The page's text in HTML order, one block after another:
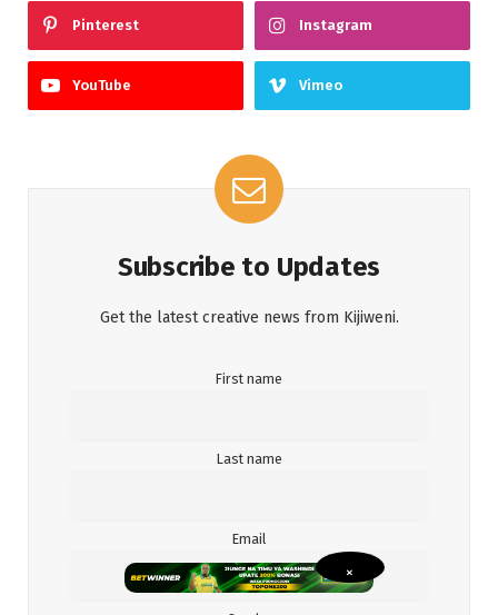
Pinterest Instagram
YouTube Vimeo
Subscribe to Updates
Get the latest creative news from Kijiweni.
First name
Last name
Email
×